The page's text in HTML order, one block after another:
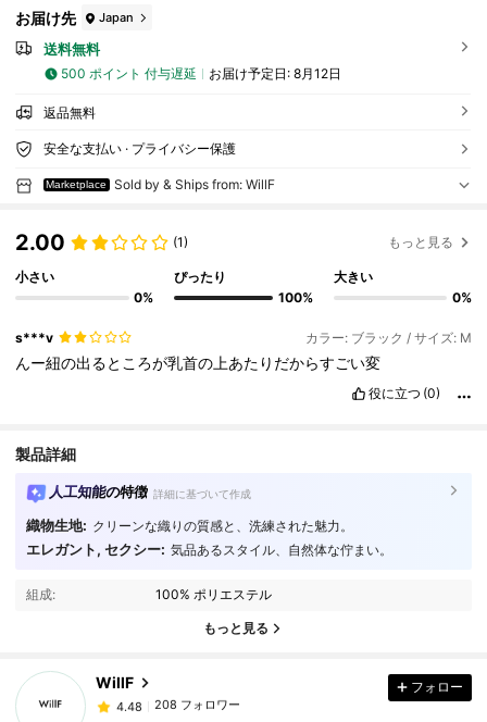
お届け先 Japan
送料無料
500 ポイント 付与遅延 お届け予定日: 8月12日
返品無料
安全な支払い · プライバシー保護
Marketplace Sold by & Ships from: WillF
2.00 (1) もっと見る
小さい
0%
ぴったり
100%
大きい
0%
s***v カラー: ブラック / サイズ: M
んー紐の出るところが乳首の上あたりだからすごい変
役に立つ (0)
製品詳細
人工知能の特徴 詳細に基づいて作成
織物生地: クリーンな織りの質感と、洗練された魅力。
エレガント, セクシー: 気品あるスタイル、自然体な佇まい。
組成: 100% ポリエステル
もっと見る
WillF
4.48 208 フォロワー
208 フォロワー
4.48
M***oは1日前に購入しました
フォロー